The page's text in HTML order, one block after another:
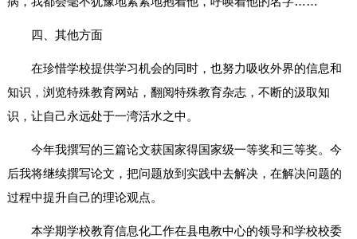
四、其他方面
在珍惜学校提供学习机会的同时，也努力吸收外界的信息和
知识，浏览特殊教育网站，翻阅特殊教育杂志，不断的汲取知
识，让自己永远处于一湾活水之中。
今年我撰写的三篇论文获国家得国家级一等奖和三等奖。今
后我将继续撰写论文，把问题放到实践中去解决，在解决问题的
过程中提升自己的理论观点。
本学期学校教育信息化工作在县电教中心的领导和学校校委